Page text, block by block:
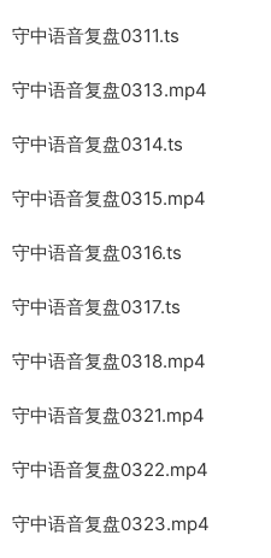
守中语音复盘0311.ts
守中语音复盘0313.mp4
守中语音复盘0314.ts
守中语音复盘0315.mp4
守中语音复盘0316.ts
守中语音复盘0317.ts
守中语音复盘0318.mp4
守中语音复盘0321.mp4
守中语音复盘0322.mp4
守中语音复盘0323.mp4